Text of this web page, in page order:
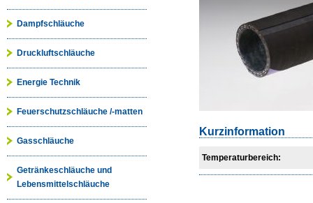
Kurzinformation
Temperaturbereich:
Dampfschläuche
Druckluftschläuche
Energie Technik
Feuerschutzschläuche /-matten
Gasschläuche
Getränkeschläuche und
Lebensmittelschläuche